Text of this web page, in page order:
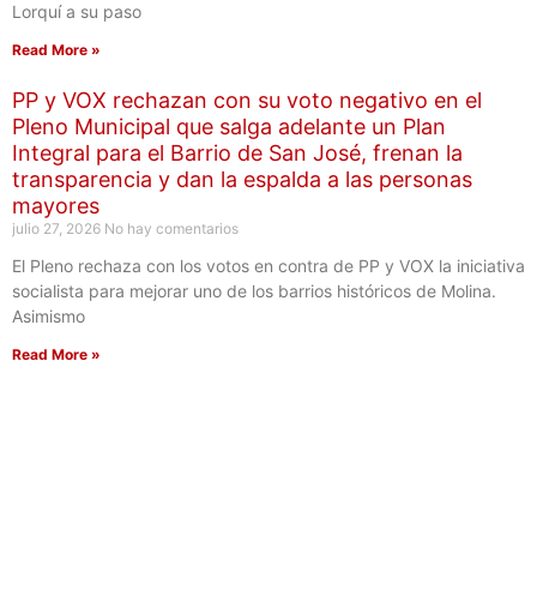
Lorquí a su paso
Read More »
PP y VOX rechazan con su voto negativo en el
Pleno Municipal que salga adelante un Plan
Integral para el Barrio de San José, frenan la
transparencia y dan la espalda a las personas
mayores
julio 27, 2026 No hay comentarios
El Pleno rechaza con los votos en contra de PP y VOX la iniciativa
socialista para mejorar uno de los barrios históricos de Molina.
Asimismo
Read More »